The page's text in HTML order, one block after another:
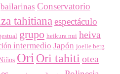
bailarinas Conservatorio
tahitiana espectáculo
grupo heikura nui heiva
intermedio Japón joelle berg
OriOri tahiti otea